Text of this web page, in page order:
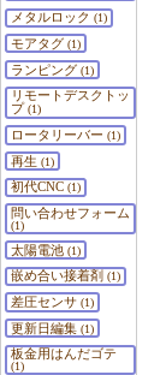
メタルロック (1)
モアタグ(1)
ランピング(1)
リモートデスクトッ
プ(1)
ロータリーバー (1)
再生 (1)
初代CNC(1)
問い合わせフォーム
(1)
太陽電池(1)
嵌め合い接着剤 (1)
差圧センサ(1)
更新日編集(1)
板金用はんだゴテ
(1)